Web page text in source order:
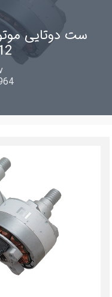
ست دوتایی